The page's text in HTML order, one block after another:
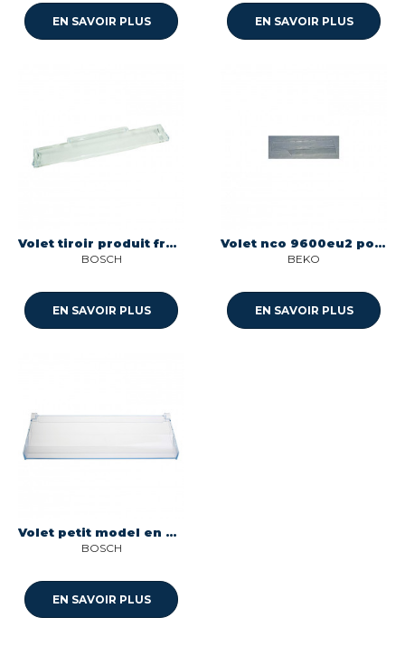
EN SAVOIR PLUS EN SAVOIR PLUS
Volet tiroir produit frais Bosch 00660567
BOSCH
EN SAVOIR PLUS
Volet nco 9600eu2 pour refrigerateur Beko C00948982
BEKO
EN SAVOIR PLUS
Volet petit model en haut Bosch 00708732
BOSCH
EN SAVOIR PLUS